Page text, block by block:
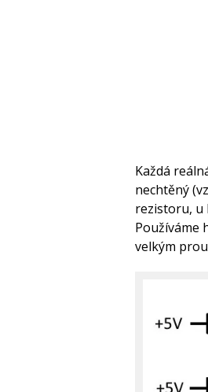
Každá
nechtěný
rezistoru, u
Používáme
velkým